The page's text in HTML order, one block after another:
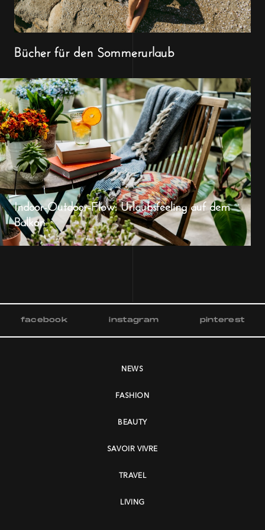
Bücher für den Sommerurlaub
Indoor-Outdoor-Flow: Urlaubsfeeling auf dem
Balkon
facebook instagram pinterest
NEWS
FASHION
BEAUTY
SAVOIR VIVRE
TRAVEL
LIVING